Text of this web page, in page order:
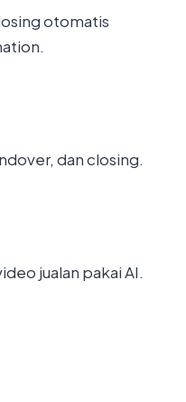
otomatis
dan closing.
jualan pakai AI.